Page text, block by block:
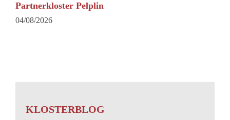
Partnerkloster Pelplin
04/08/2026
KLOSTERBLOG